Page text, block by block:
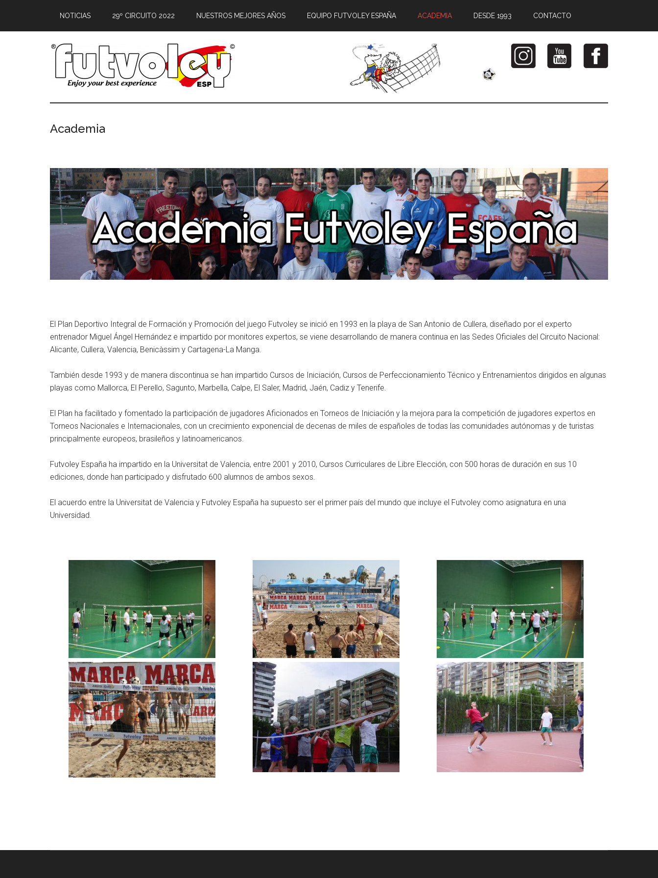
NOTICIAS 29º CIRCUITO 2022 NUESTROS MEJORES AÑOS EQUIPO FUTVOLEY ESPAÑA ACADEMIA DESDE 1993 CONTACTO
Academia
El Plan Deportivo Integral de Formación y Promoción del juego Futvoley se inició en 1993 en la playa de San Antonio de Cullera, diseñado por el experto
entrenador Miguel Ángel Hernández e impartido por monitores expertos, se viene desarrollando de manera continua en las Sedes Oficiales del Circuito Nacional:
Alicante, Cullera, Valencia, Benicàssim y Cartagena-La Manga.
También desde 1993 y de manera discontinua se han impartido Cursos de Iniciación, Cursos de Perfeccionamiento Técnico y Entrenamientos dirigidos en algunas
playas como Mallorca, El Perello, Sagunto, Marbella, Calpe, El Saler, Madrid, Jaén, Cadiz y Tenerife.
El Plan ha facilitado y fomentado la participación de jugadores Aficionados en Torneos de Iniciación y la mejora para la competición de jugadores expertos en
Torneos Nacionales e Internacionales, con un crecimiento exponencial de decenas de miles de españoles de todas las comunidades autónomas y de turistas
principalmente europeos, brasileños y latinoamericanos.
Futvoley España ha impartido en la Universitat de Valencia, entre 2001 y 2010, Cursos Curriculares de Libre Elección, con 500 horas de duración en sus 10
ediciones, donde han participado y disfrutado 600 alumnos de ambos sexos.
El acuerdo entre la Universitat de Valencia y Futvoley España ha supuesto ser el primer país del mundo que incluye el Futvoley como asignatura en una
Universidad.